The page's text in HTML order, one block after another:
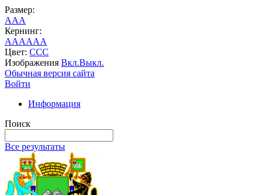
Размер:
AAA
Кернинг:
AAAAAA
Цвет: CCC
Изображения Вкл.Выкл.
Обычная версия сайта
Войти
Информация
Поиск
Все результаты